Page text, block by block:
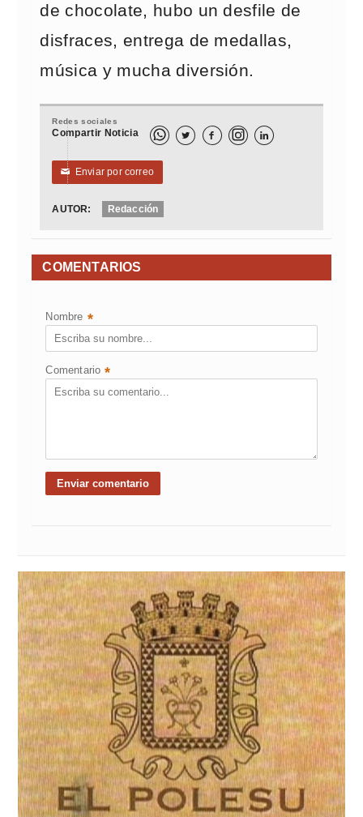
de chocolate, hubo un desfile de
disfraces, entrega de medallas,
música y mucha diversión.
Redes sociales
Compartir Noticia   
✉ Enviar por correo
AUTOR: Redacción
COMENTARIOS
Nombre *
Comentario *